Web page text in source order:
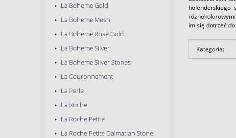
La Boheme Gold
La Boheme Mesh
La Boheme Rose Gold
La Boheme Silver
La Boheme Silver Stones
La Couronnement
La Perle
La Roche
La Roche Petite
La Roche Petite Dalmatian Stone
holenderskiego
im się dotrzeć
Kategoria: